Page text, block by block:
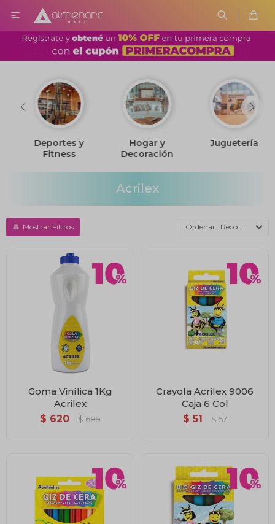

Deportes y
Fitness
Hogar y
Decoración
Juguetería
Acrilex
Recomendados
Goma Vinílica 1Kg
Acrilex
$ 620 $ 689
Crayola Acrilex 9006
Caja 6 Col
$ 51 $ 57